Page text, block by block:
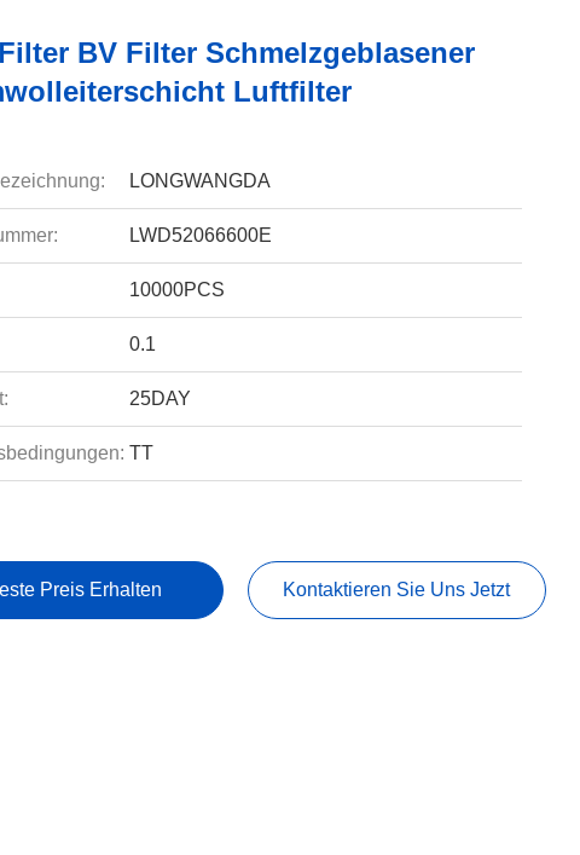
BV Filter Schmelzgeblasener
Luftfilter
LONGWANGDA
LWD52066600E
10000PCS
0.1
25DAY
TT
Preis Erhalten Kontaktieren Sie Uns Jetzt